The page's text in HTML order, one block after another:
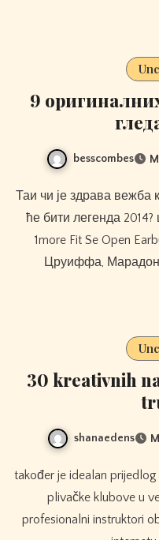
9
besscombes
Таи чи је здрава вежба која побољшава циркулацију. ко
ће бити легенда
1more Fit Se Open
Цруиффа,
30 kreativnih
shanaedens
također je idealan prijedlog da kontaktirate neke škole plivanja i
plivačke klubove u
profesionalni instruktori